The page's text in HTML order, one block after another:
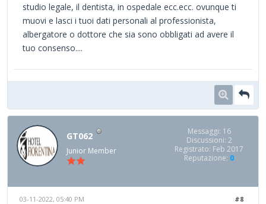
studio legale, il dentista, in ospedale ecc.ecc. ovunque ti
muovi e lasci i tuoi dati personali al professionista,
albergatore o dottore che sia sono obbligati ad avere il
tuo consenso....
GT062
Junior Member
Messaggi: 16
Discussioni: 2
Registrato: Feb 2017
Reputazione: 0
#8
03-11-2022, 05:40 PM